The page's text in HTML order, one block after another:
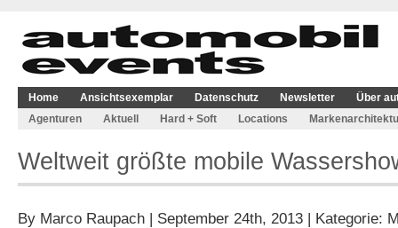
Home Ansichtsexemplar Datenschutz Newsletter
Über
Agenturen
Aktuell Hard + Soft Locations
Weltweit größte mobile
By Marco Raupach | September 24th, 2013 | Kategorie: